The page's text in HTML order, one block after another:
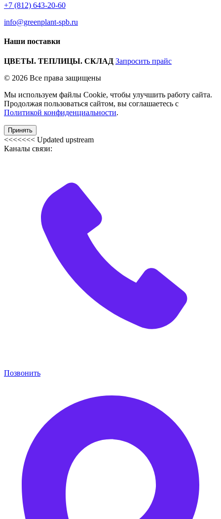
+7 (812) 643-20-60
info@greenplant-spb.ru
Наши поставки
ЦВЕТЫ. ТЕПЛИЦЫ. СКЛАД Запросить прайс
© 2026 Все права защищены
Мы используем файлы Cookie, чтобы улучшить работу сайта.
Продолжая пользоваться сайтом, вы соглашаетесь с
Политикой конфиденциальности.
Принять
<<<<<<< Updated upstream
Каналы связи:
Позвонить